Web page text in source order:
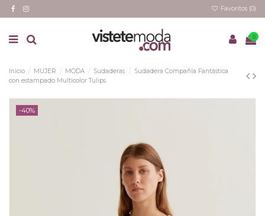
Favoritos (0)
0
Inicio MUJER MODA Sudaderas
Sudadera Compañía Fantástica
con estampado Multicolor Tulips
-40%